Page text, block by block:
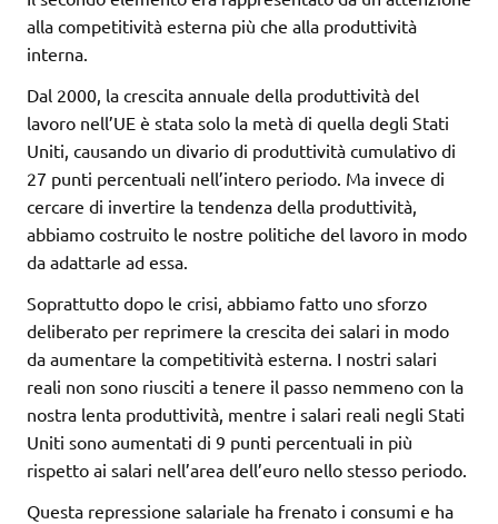
alla competitività esterna più che alla produttività
interna.
Dal 2000, la crescita annuale della produttività del
lavoro nell’UE è stata solo la metà di quella degli Stati
Uniti, causando un divario di produttività cumulativo di
27 punti percentuali nell’intero periodo. Ma invece di
cercare di invertire la tendenza della produttività,
abbiamo costruito le nostre politiche del lavoro in modo
da adattarle ad essa.
Soprattutto dopo le crisi, abbiamo fatto uno sforzo
deliberato per reprimere la crescita dei salari in modo
da aumentare la competitività esterna. I nostri salari
reali non sono riusciti a tenere il passo nemmeno con la
nostra lenta produttività, mentre i salari reali negli Stati
Uniti sono aumentati di 9 punti percentuali in più
rispetto ai salari nell’area dell’euro nello stesso periodo.
Questa repressione salariale ha frenato i consumi e ha